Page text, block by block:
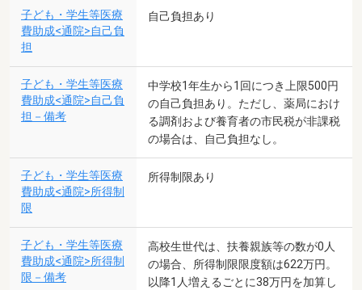
子ども・学生等医療
費助成<通院>自己負
担
自己負担あり
子ども・学生等医療
費助成<通院>自己負
担－備考
中学校1年生から1回につき上限500円
の自己負担あり。ただし、薬局におけ
る調剤および養育者の市民税が非課税
の場合は、自己負担なし。
子ども・学生等医療
費助成<通院>所得制
限
所得制限あり
子ども・学生等医療
費助成<通院>所得制
限－備考
高校生世代は、扶養親族等の数が0人
の場合、所得制限限度額は622万円。
以降1人増えるごとに38万円を加算し